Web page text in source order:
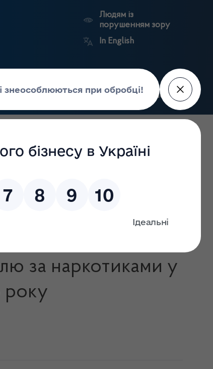
Людям із
порушенням зору
In English
центр Пошук
нагляд
реєстри
портал
Держлікслужби
лікарських засобів та контролю за наркотиками
надійшли до
за наркотиками у
року